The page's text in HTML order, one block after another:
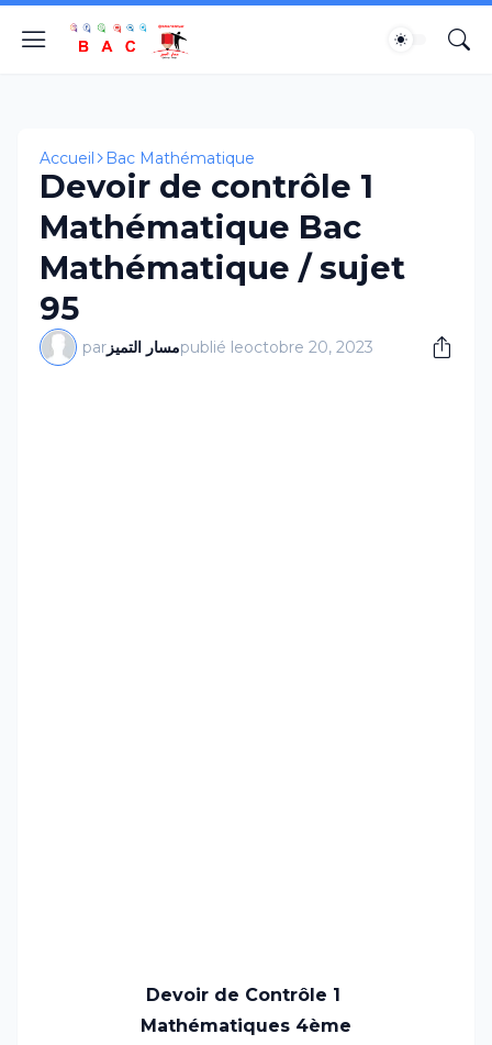
Accueil Bac Mathématique
Devoir de contrôle 1
Mathématique Bac
Mathématique / sujet
95
par مسار التميزpublié leoctobre 20, 2023
Devoir de Contrôle 1
Mathématiques 4ème